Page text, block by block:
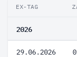
EX-TAG
2026
29.06.2026